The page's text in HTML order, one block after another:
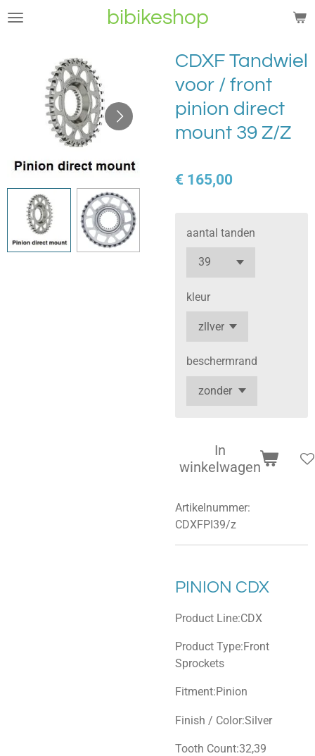
Ga
hoofdinhoud
bibikeshop
CDXF Tandwiel
voor / front
pinion direct
mount 39 Z/Z
€ 165,00
aantal tanden
kleur
beschermrand
In
winkelwagen
Artikelnummer:
CDXFPI39/z
PINION CDX
Product Line:CDX
Product Type:Front
Sprockets
Fitment:Pinion
Finish / Color:Silver
Tooth Count:32,39